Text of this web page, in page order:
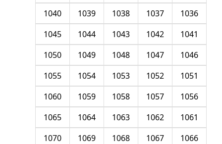
1036
1037
1038
1039
1040
1041
1042
1043
1044
1045
1046
1047
1048
1049
1050
1051
1052
1053
1054
1055
1056
1057
1058
1059
1060
1061
1062
1063
1064
1065
1066
1067
1068
1069
1070